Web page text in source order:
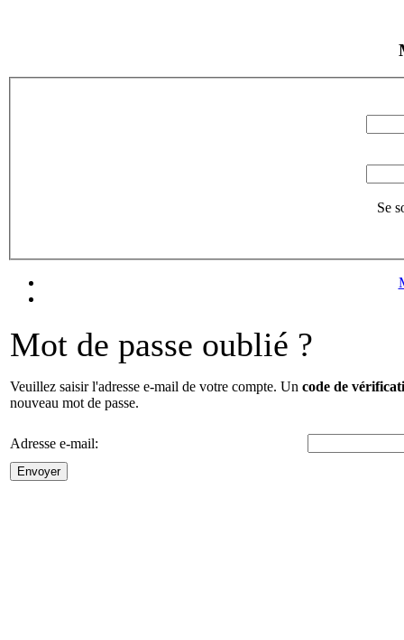
Se
Mot de passe oublié ?
Veuillez saisir l'adresse e-mail de votre compte. Un code de
nouveau mot de passe.
Adresse e-mail:
Envoyer